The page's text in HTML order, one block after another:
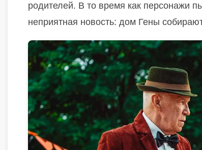
родителей. В то время как персонажи
неприятная новость: дом Гены